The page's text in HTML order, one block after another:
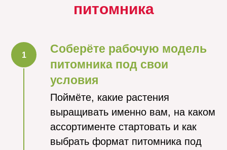
питомника
Соберёте рабочую модель
питомника под свои
условия
Поймёте, какие растения
выращивать именно вам, на каком
ассортименте стартовать и как
выбрать формат питомника под